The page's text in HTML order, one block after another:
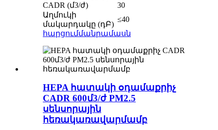
CADR (մ3/ժ)
30
Աղմուկի
մակարդակը (դԲ)
≤40
հարցումմանրամասն
HEPA հատակի օդամաքրիչ
CADR 600մ3/ժ PM2.5
սենսորային
հեռակառավարմամբ